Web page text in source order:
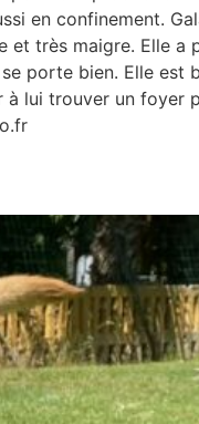
en confinement.
et très maigre. Elle a
porte bien. Elle est
lui trouver un foyer